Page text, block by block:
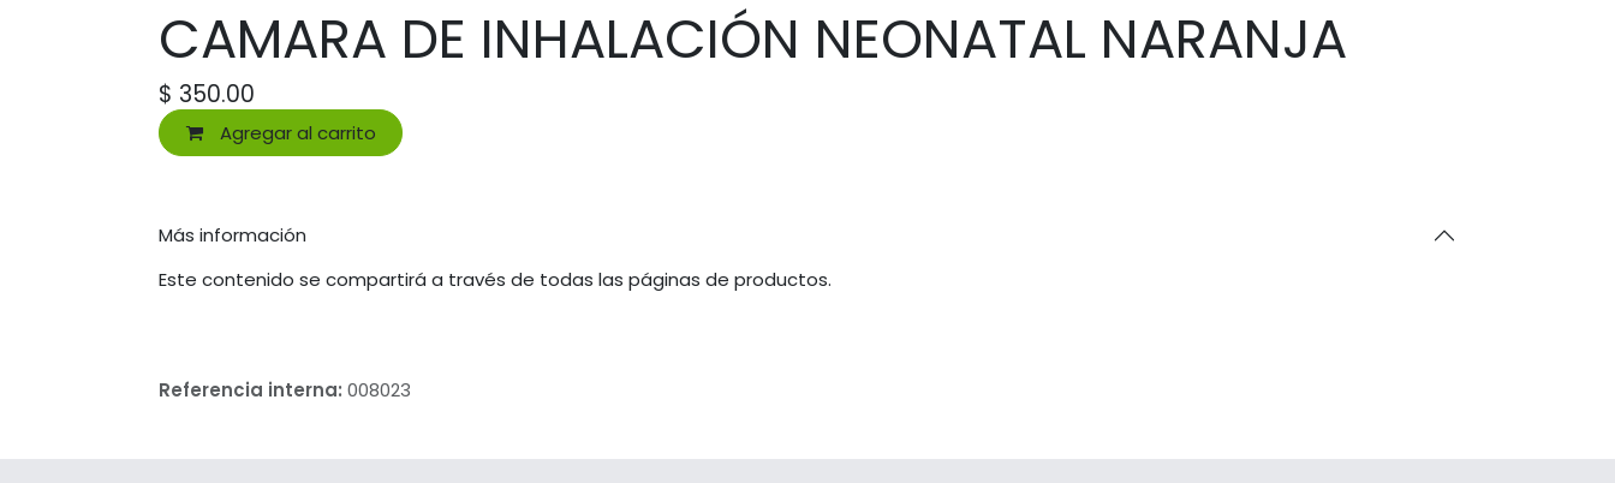
CAMARA DE INHALACIÓN NEONATAL NARANJA
$ 350.00
Agregar al carrito
Más información
Este contenido se compartirá a través de todas las páginas de productos.
Referencia interna: 008023